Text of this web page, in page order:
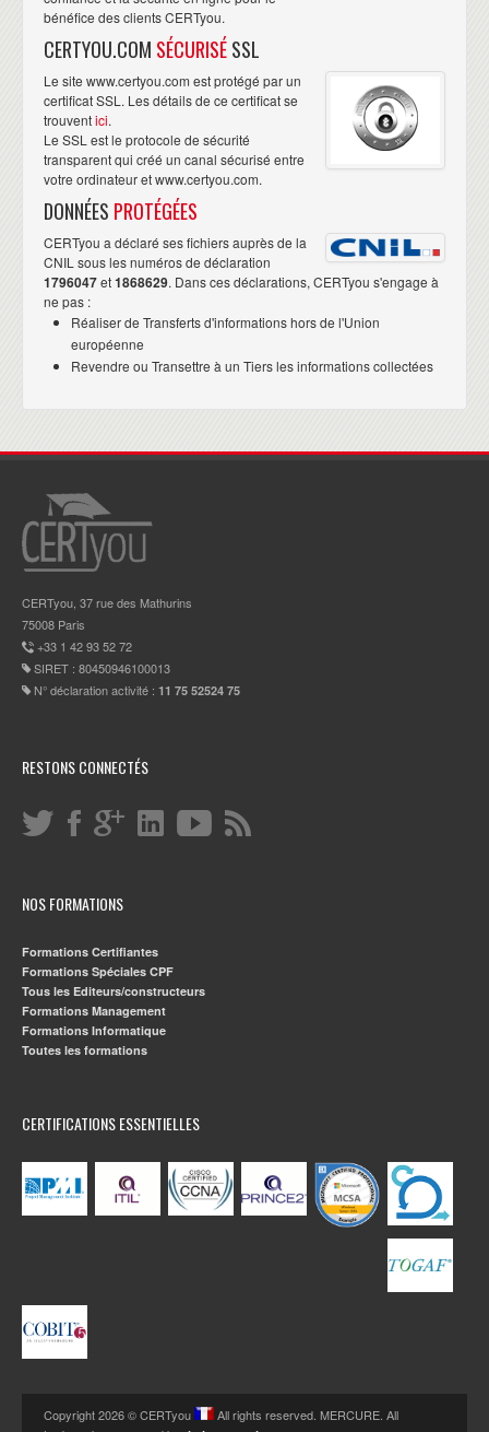
bénéfice des clients CERTyou.
CERTYOU.COM SÉCURISÉSSL
Le site www.certyou.com est protégé par un
certificat SSL. Les détails de ce certificat se
trouventici.
Le SSL est le protocole de sécurité
transparent qui créé un canal sécurisé entre
votre ordinateur et www.certyou.com.
DONNÉES PROTÉGÉES
CERTyou a déclaré ses fichiers auprès de la
CNIL sous les numéros de déclaration
1796047et1868629. Dans ces déclarations, CERTyou s'engage à
ne pas :
Réaliser de Transferts d'informations hors de l'Union
européenne
Revendre ou Transettre à un Tiers les informations collectées
CERTyou, 37 rue des Mathurins
75008 Paris
+33 1 42 93 52 72
SIRET : 80450946100013
N° déclaration activité : 11 75 52524 75
RESTONS CONNECTÉS
NOS FORMATIONS
Formations Certifiantes
Formations Spéciales CPF
Tous les Editeurs/constructeurs
Formations Management
Formations Informatique
Toutes les formations
CERTIFICATIONS ESSENTIELLES
Copyright 2026 © CERTyou
All rights reserved. MERCURE. All